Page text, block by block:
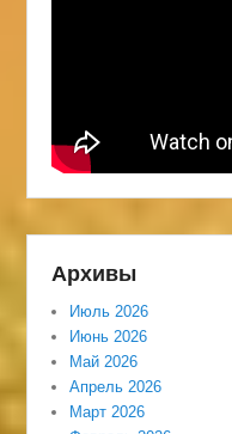
Архивы
Июль 2026
Июнь 2026
Май 2026
Апрель 2026
Март 2026